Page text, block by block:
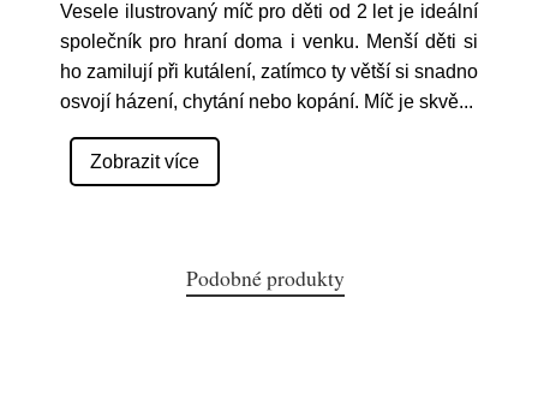
Vesele ilustrovaný míč pro děti od 2 let je ideální
společník pro hraní doma i venku. Menší děti si
ho zamilují při kutálení, zatímco ty větší si snadno
osvojí házení, chytání nebo kopání. Míč je skvě...
Zobrazit více
Podobné produkty